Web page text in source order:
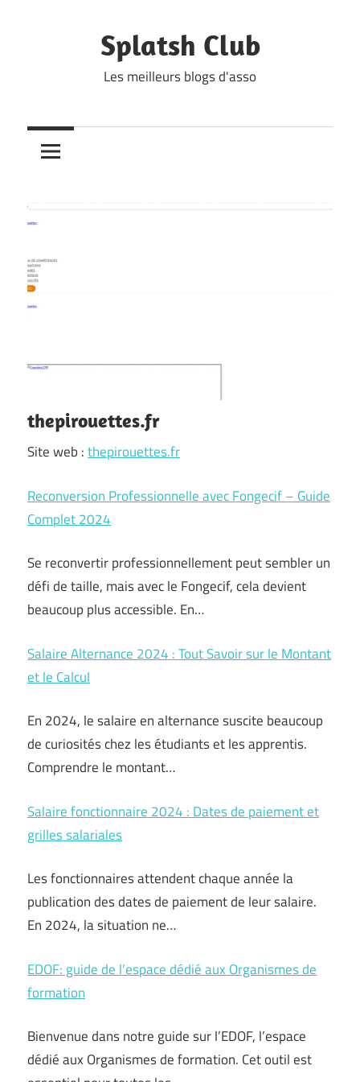
Splatsh Club
Les meilleurs blogs d'asso
thepirouettes.fr
Site web :thepirouettes.fr
Reconversion Professionnelle avec Fongecif – Guide
Complet 2024
Se reconvertir professionnellement peut sembler un
défi de taille, mais avec le Fongecif, cela devient
beaucoup plus accessible. En…
Salaire Alternance 2024 : Tout Savoir sur le Montant
et le Calcul
En 2024, le salaire en alternance suscite beaucoup
de curiosités chez les étudiants et les apprentis.
Comprendre le montant…
Salaire fonctionnaire 2024 : Dates de paiement et
grilles salariales
Les fonctionnaires attendent chaque année la
publication des dates de paiement de leur salaire.
En 2024, la situation ne…
EDOF: guide de l’espace dédié aux Organismes de
formation
Bienvenue dans notre guide sur l’EDOF, l’espace
dédié aux Organismes de formation. Cet outil est